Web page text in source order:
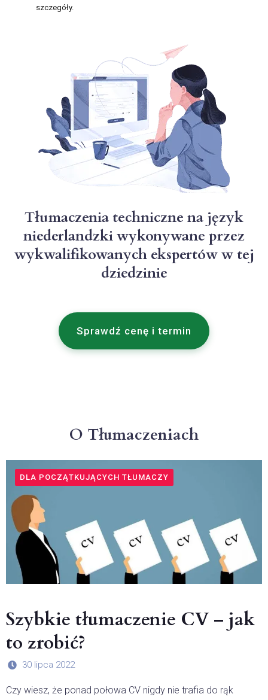
szczegóły.
Tłumaczenia techniczne na język
niederlandzki wykonywane przez
wykwalifikowanych ekspertów w tej
dziedzinie
Sprawdź cenę i termin
O Tłumaczeniach
DLA POCZĄTKUJĄCYCH TŁUMACZY
Szybkie tłumaczenie CV – jak
to zrobić?
30 lipca 2022
Czy wiesz, że ponad połowa CV nigdy nie trafia do rąk